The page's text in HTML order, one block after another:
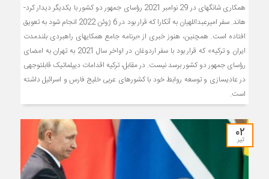
همکاری شانگهای در 29 نوامبر 2021 رؤسای جمهور دو کشور با یکدیگر دیدار کرد­
ه­اند. سفر امیرعبداللهیان به آنکارا که قرار بود در 6 ژوئن 2022 انجام شود به تعویق
افتاده است. همچنین، هنوز خبری از «برنامه جامع همکای­های راهبردی بلندمدت
ایران و ترکیه» که قرار بود با سفر اردوغان در اواخر سال 2021 به تهران به امضای
رؤسای جمهور دو کشور برسد نیست. در مقابل، ترکیه اقدامات دیپلماتیک قابل­توجهی
در عادی­سازی و توسعه روابط خود با کشورهای عربی خلیج فارس و اسرائیل داشته
است.
۰۲
تیر